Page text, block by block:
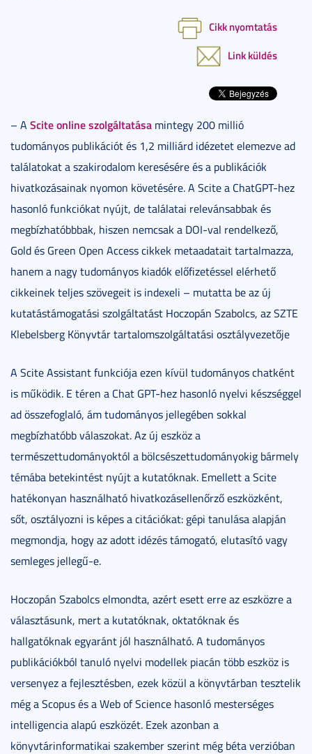
Cikk nyomtatás
Link küldés
– A Scite online szolgáltatása mintegy 200 millió
tudományos publikációt és 1,2 milliárd idézetet elemezve ad
találatokat a szakirodalom keresésére és a publikációk
hivatkozásainak nyomon követésére. A Scite a ChatGPT-hez
hasonló funkciókat nyújt, de találatai relevánsabbak és
megbízhatóbbbak, hiszen nemcsak a DOI-val rendelkező,
Gold és Green Open Access cikkek metaadatait tartalmazza,
hanem a nagy tudományos kiadók előfizetéssel elérhető
cikkeinek teljes szövegeit is indexeli – mutatta be az új
kutatástámogatási szolgáltatást Hoczopán Szabolcs, az SZTE
Klebelsberg Könyvtár tartalomszolgáltatási osztályvezetője
A Scite Assistant funkciója ezen kívül tudományos chatként
is működik. E téren a Chat GPT-hez hasonló nyelvi készséggel
ad összefoglaló, ám tudományos jellegében sokkal
megbízhatóbb válaszokat. Az új eszköz a
természettudományoktól a bölcsészettudományokig bármely
témába betekintést nyújt a kutatóknak. Emellett a Scite
hatékonyan használható hivatkozásellenőrző eszközként,
sőt, osztályozni is képes a citációkat: gépi tanulása alapján
megmondja, hogy az adott idézés támogató, elutasító vagy
semleges jellegű-e.
Hoczopán Szabolcs elmondta, azért esett erre az eszközre a
választásunk, mert a kutatóknak, oktatóknak és
hallgatóknak egyaránt jól használható. A tudományos
publikációkból tanuló nyelvi modellek piacán több eszköz is
versenyez a fejlesztésben, ezek közül a könyvtárban tesztelik
még a Scopus és a Web of Science hasonló mesterséges
intelligencia alapú eszközét. Ezek azonban a
könyvtárinformatikai szakember szerint még béta verzióban